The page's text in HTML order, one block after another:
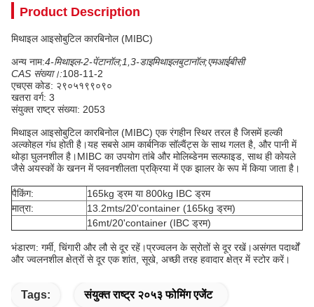
Product Description
मिथाइल आइसोबुटिल कारबिनोल (MIBC)
अन्य नाम:4-मिथाइल-2-पेंटानॉल;1,3-डाइमिथाइलबुटानॉल;एमआईबीसी
CAS संख्या।:108-11-2
एचएस कोड: २९०५१९९०९०
खतरा वर्ग: 3
संयुक्त राष्ट्र संख्या: 2053
मिथाइल आइसोबुटिल कारबिनोल (MIBC) एक रंगहीन स्थिर तरल है जिसमें हल्की
अल्कोहल गंध होती है।यह सबसे आम कार्बनिक सॉल्वैंट्स के साथ गलत है, और पानी में
थोड़ा घुलनशील है।MIBC का उपयोग तांबे और मोलिब्डेनम सल्फाइड, साथ ही कोयले
जैसे अयस्कों के खनन में प्लवनशीलता प्रक्रिया में एक झालर के रूप में किया जाता है।
पैकिंग:
165kg ड्रम या 800kg IBC ड्रम
मात्रा:
13.2mts/20'container (165kg ड्रम)
16mt/20'container (IBC ड्रम)
भंडारण: गर्मी, चिंगारी और लौ से दूर रहें।प्रज्वलन के स्रोतों से दूर रखें।असंगत पदार्थों
और ज्वलनशील क्षेत्रों से दूर एक शांत, सूखे, अच्छी तरह हवादार क्षेत्र में स्टोर करें।
Tags: संयुक्त राष्ट्र २०५३ फोमिंग एजेंट